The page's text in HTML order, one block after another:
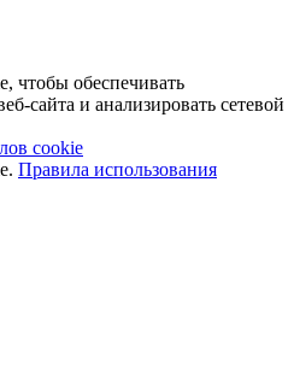
чтобы обеспечивать
сайта и анализировать сетевой
cookie
Правила использования